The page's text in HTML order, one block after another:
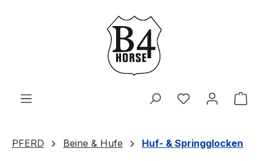
Zum Hauptinhalt springen
Du hast 0
PFERD Beine & Hufe Huf- & Springglocken